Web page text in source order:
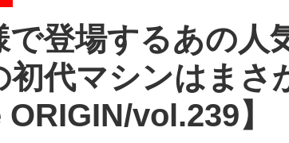
で登場するあの人
代マシンはまさ
ORIGIN/vol.239】